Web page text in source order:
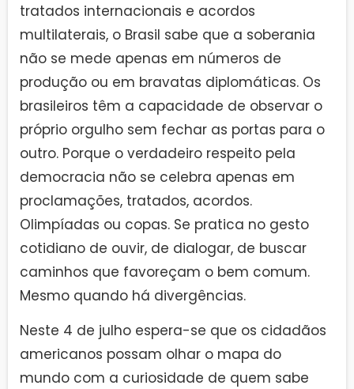
tratados internacionais e acordos
multilaterais, o Brasil sabe que a soberania
não se mede apenas em números de
produção ou em bravatas diplomáticas. Os
brasileiros têm a capacidade de observar o
próprio orgulho sem fechar as portas para o
outro. Porque o verdadeiro respeito pela
democracia não se celebra apenas em
proclamações, tratados, acordos.
Olimpíadas ou copas. Se pratica no gesto
cotidiano de ouvir, de dialogar, de buscar
caminhos que favoreçam o bem comum.
Mesmo quando há divergências.
Neste 4 de julho espera-se que os cidadãos
americanos possam olhar o mapa do
mundo com a curiosidade de quem sabe